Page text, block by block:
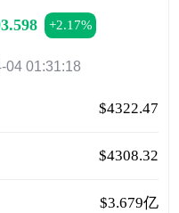
+2.17%
04 01:31:18
$4322.47
$4308.32
$3.679亿